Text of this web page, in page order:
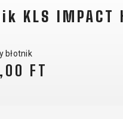
KLS IMPACT
błotnik
FT